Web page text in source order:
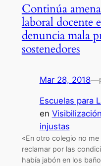
Continúa
laboral docente
denuncia mala
sostenedores
Mar 28, 2018—
Escuelas para
en
injustas
«En otro colegio no
reclamar por las
había jabón en los